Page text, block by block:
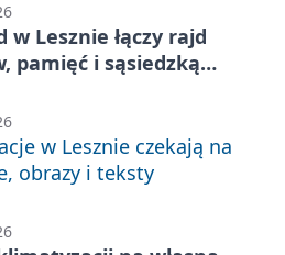
w Lesznie łączy rajd
pamięć i sąsiedzką
w Lesznie czekają na
obrazy i teksty